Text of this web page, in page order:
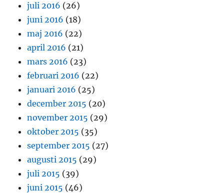
juli 2016 (26)
juni 2016 (18)
maj 2016 (22)
april 2016 (21)
mars 2016 (23)
februari 2016 (22)
januari 2016 (25)
december 2015 (20)
november 2015 (29)
oktober 2015 (35)
september 2015 (27)
augusti 2015 (29)
juli 2015 (39)
juni 2015 (46)